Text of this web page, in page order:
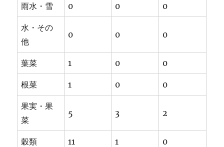
雨水・雪 0 0 0
水・その
他
0 0 0
葉菜 1 0 0
根菜 1 0 0
果実・果
菜
5 3 2
穀類 11 1 0